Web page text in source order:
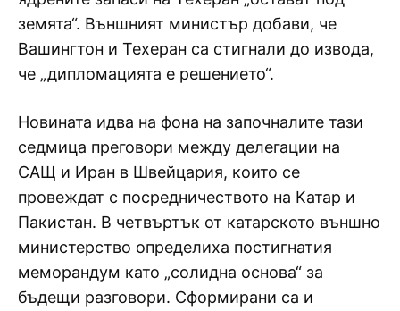
земята“. Външният министър добави, че
Вашингтон и Техеран са стигнали до извода,
че „дипломацията е решението“.
Новината идва на фона на започналите тази
седмица преговори между делегации на
САЩ и Иран в Швейцария, които се
провеждат с посредничеството на Катар и
Пакистан. В четвъртък от катарското външно
министерство определиха постигнатия
меморандум като „солидна основа“ за
бъдещи разговори. Сформирани са и